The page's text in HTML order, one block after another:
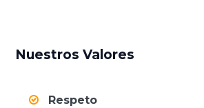
Nuestros Valores
Respeto